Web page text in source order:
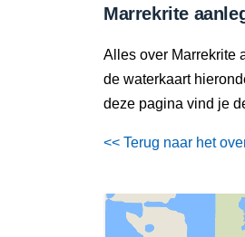
Marrekrite
Alles over Marrekrite
de waterkaart
deze pagina vind je
<< Terug naar het